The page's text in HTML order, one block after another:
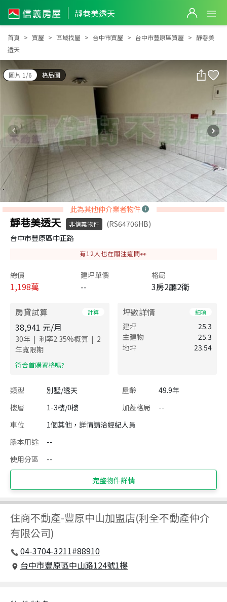
靜巷美透天
靜巷美透天
首頁 買屋 區域找屋 台中市買屋 台中市豐原區買屋
靜巷美
透天
圖片 1/6 格局圖
此為其他仲介業者物件
靜巷美透天 非信義物件
(RS64706HB)
台中市豐原區中正路
有12 人也在關注這間👀
總價
1,198萬
建坪單價
--
格局
3房2廳2衛
房貸試算 計算
38,941 元/月
30年 | 利率2.35%概算 | 2
年寬限期
​符合首購資格嗎?
坪數詳情 細項
建坪
25.3
主建物
25.3
地坪
23.54
類型 別墅/透天 屋齡
49.9年
樓層
1-3樓/0樓 加蓋格局
--
車位
1個其他，詳情請洽經紀人員
謄本用途
--
使用分區
--
完整物件詳情
住商不動產-豐原中山加盟店(利全不動產仲介
有限公司)
04-3704-3211#88910
台中市豐原區中山路124號1樓